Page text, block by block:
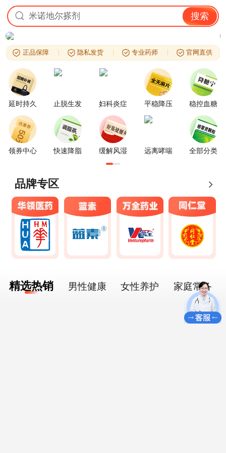
米诺地尔搽剂 搜索
正品保障 隐私发货 专业药师 官网直供
延时持久 止脱生发 妇科炎症 平稳降压 稳控血糖
领券中心 快速降脂 缓解风湿 远离哮喘 全部分类
品牌专区
精选热销 男性健康 女性养护 家庭常备